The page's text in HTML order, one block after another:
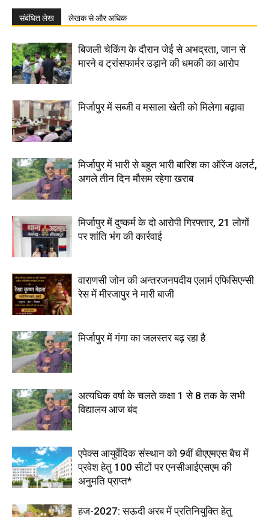
संबंधित लेख लेखक से और अधिक
बिजली चेकिंग के दौरान जेई से अभद्रता, जान से
मारने व ट्रांसफार्मर उड़ाने की धमकी का आरोप
मिर्जापुर में सब्जी व मसाला खेती को मिलेगा बढ़ावा
मिर्जापुर में भारी से बहुत भारी बारिश का ऑरेंज अलर्ट,
अगले तीन दिन मौसम रहेगा खराब
मिर्जापुर में दुष्कर्म के दो आरोपी गिरफ्तार, 21 लोगों
पर शांति भंग की कार्रवाई
वाराणसी जोन की अन्तरजनपदीय एलार्म एफिसिएन्सी
रेस में मीरजापुर ने मारी बाजी
मिर्जापुर में गंगा का जलस्तर बढ़ रहा है
अत्यधिक वर्षा के चलते कक्षा 1 से 8 तक के सभी
विद्यालय आज बंद
एपेक्स आयुर्वेदिक संस्थान को 9वीं बीएएमएस बैच में
प्रवेश हेतु 100 सीटों पर एनसीआईएसएम की
अनुमति प्राप्त*
हज-2027: सऊदी अरब में प्रतिनियुक्ति हेतु